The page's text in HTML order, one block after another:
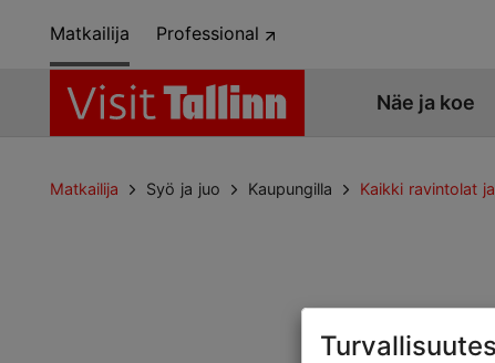
Matkailija Professional
Näe ja koe
Matkailija Syö ja juo Kaupungilla Kaikki ravintolat